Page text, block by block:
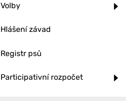
Volby
Hlášení závad
Registr psů
Participativní rozpočet